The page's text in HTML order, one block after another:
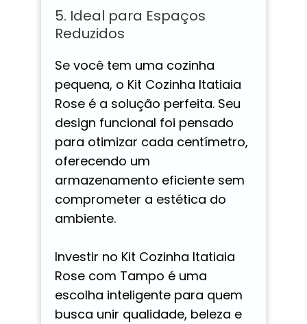
5. Ideal para Espaços
Reduzidos
Se você tem uma cozinha
pequena, o Kit Cozinha Itatiaia
Rose é a solução perfeita. Seu
design funcional foi pensado
para otimizar cada centímetro,
oferecendo um
armazenamento eficiente sem
comprometer a estética do
ambiente.
Investir no Kit Cozinha Itatiaia
Rose com Tampo é uma
escolha inteligente para quem
busca unir qualidade, beleza e